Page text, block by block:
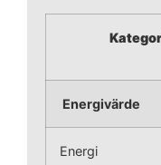
Energivärde
Energi